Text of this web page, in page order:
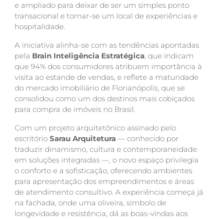
e ampliado para deixar de ser um simples ponto
transacional e tornar-se um local de experiências e
hospitalidade.
A iniciativa alinha-se com as tendências apontadas
pela Brain Inteligência Estratégica, que indicam
que 94% dos consumidores atribuem importância à
visita ao estande de vendas, e reflete a maturidade
do mercado imobiliário de Florianópolis, que se
consolidou como um dos destinos mais cobiçados
para compra de imóveis no Brasil.
Com um projeto arquitetônico assinado pelo
escritório Sarau Arquitetura — conhecido por
traduzir dinamismo, cultura e contemporaneidade
em soluções integradas —, o novo espaço privilegia
o conforto e a sofisticação, oferecendo ambientes
para apresentação dos empreendimentos e áreas
de atendimento consultivo. A experiência começa já
na fachada, onde uma oliveira, símbolo de
longevidade e resistência, dá as boas-vindas aos